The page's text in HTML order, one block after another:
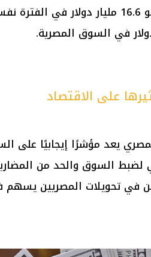
دولار خلال عشرة أشهر، مقارنة بنحو 16.6 مليار
في السوق المصرية.
على الاقتصاد
يعد مؤشرًا إيجابيًا على
لضبط السوق والحد من
في تحويلات المصريين يسهم